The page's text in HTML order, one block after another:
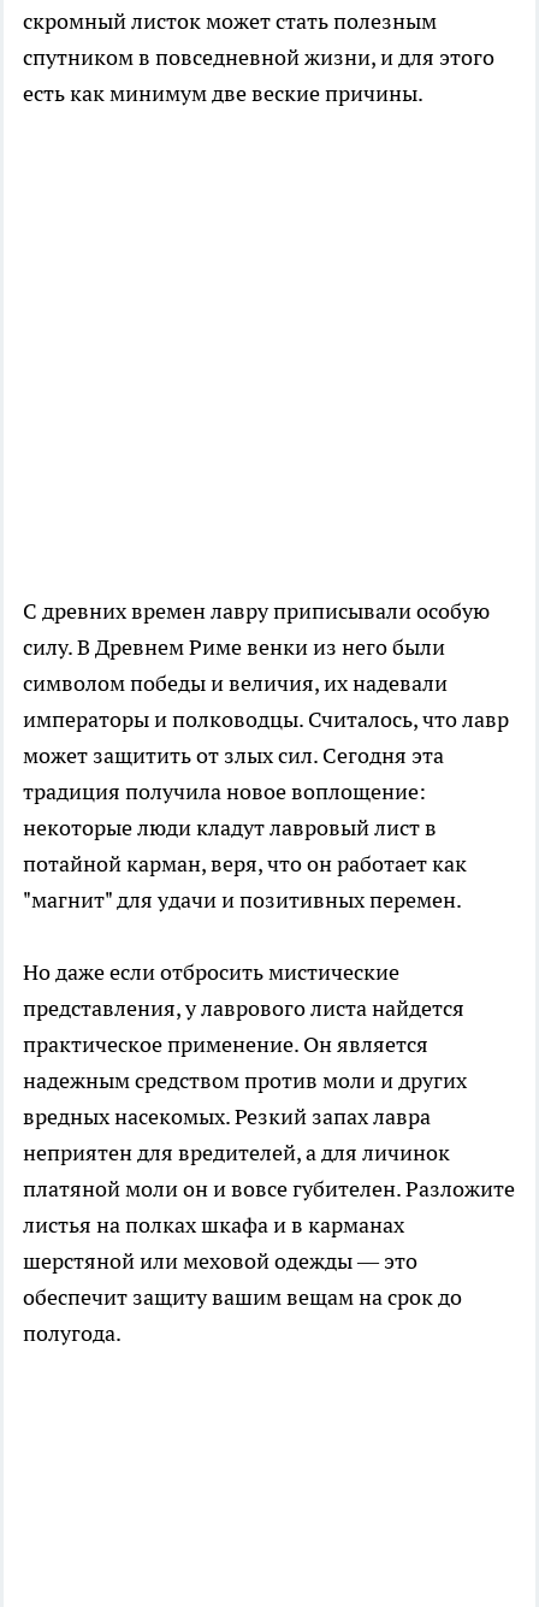
скромный листок может стать полезным
спутником в повседневной жизни, и для этого
есть как минимум две веские причины.
С древних времен лавру приписывали особую
силу. В Древнем Риме венки из него были
символом победы и величия, их надевали
императоры и полководцы. Считалось, что лавр
может защитить от злых сил. Сегодня эта
традиция получила новое воплощение:
некоторые люди кладут лавровый лист в
потайной карман, веря, что он работает как
"магнит" для удачи и позитивных перемен.
Но даже если отбросить мистические
представления, у лаврового листа найдется
практическое применение. Он является
надежным средством против моли и других
вредных насекомых. Резкий запах лавра
неприятен для вредителей, а для личинок
платяной моли он и вовсе губителен. Разложите
листья на полках шкафа и в карманах
шерстяной или меховой одежды — это
обеспечит защиту вашим вещам на срок до
полугода.